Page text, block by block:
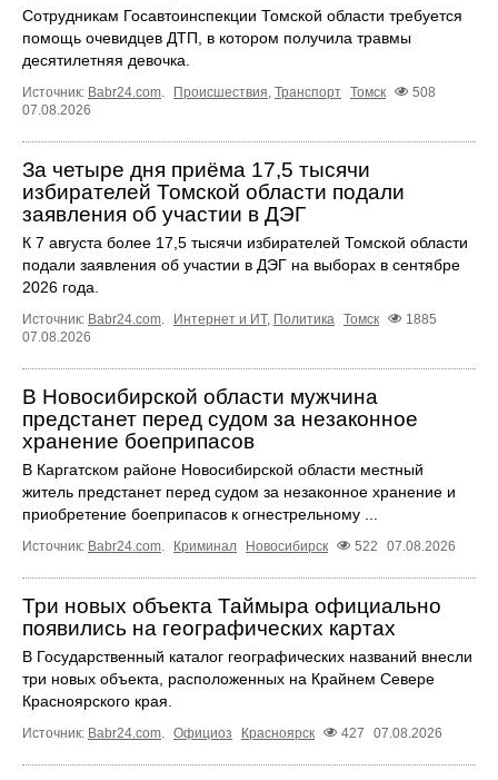
Сотрудникам Госавтоинспекции Томской области требуется
помощь очевидцев ДТП, в котором получила травмы
десятилетняя девочка.
Источник: Babr24.com Происшествия Транспорт Томск
508
07.08.2026
За четыре дня приёма 17,5 тысячи
избирателей Томской области подали
заявления об участии в ДЭГ
К 7 августа более 17,5 тысячи избирателей Томской области
подали заявления об участии в ДЭГ на выборах в сентябре
2026 года.
Источник: Babr24.com. Интернет и ИТ, Политика Томск
1885
07.08.2026
В Новосибирской области мужчина
предстанет перед судом за незаконное
хранение боеприпасов
В Каргатском районе Новосибирской области местный
житель предстанет перед судом за незаконное хранение и
приобретение боеприпасов к огнестрельному ...
Источник: Babr24.com. Криминал Новосибирск 522 07.08.2026
Три новых объекта Таймыра официально
появились на географических картах
В Государственный каталог географических названий внесли
три новых объекта, расположенных на Крайнем Севере
Красноярского края.
Источник: Babr24.com. Официоз Красноярск 427 07.08.2026